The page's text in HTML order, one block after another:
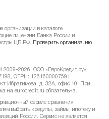
организации в каталоге
лицензии Банка России и
ЦБ РФ.
Проверить организацию
2009–2026, ООО «ЕвроКредит.ру»
ОГРН: 1261600007591.
Ибрагимова, д. 32А, офис 10. При
на eurocredit.ru обязательна.
сервис сравнения
выбрать кредиты, займы, ипотеку и
России. Сервис не является